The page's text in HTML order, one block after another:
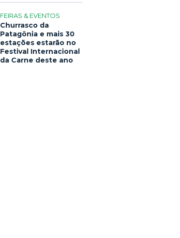
FEIRAS & EVENTOS
Churrasco da
Patagônia e mais 30
estações estarão no
Festival Internacional
da Carne deste ano